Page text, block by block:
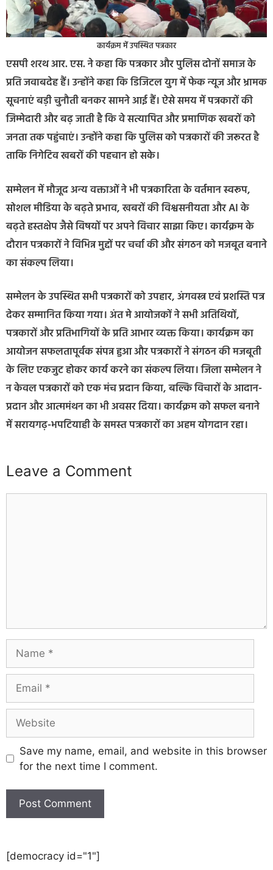
कार्यक्रम में उपस्थित पत्रकार
एसपी शरथ आर. एस. ने कहा कि पत्रकार और पुलिस दोनों समाज के
प्रति जवाबदेह हैं। उन्होंने कहा कि डिजिटल युग में फेक न्यूज और भ्रामक
सूचनाएं बड़ी चुनौती बनकर सामने आई हैं। ऐसे समय में पत्रकारों की
जिम्मेदारी और बढ़ जाती है कि वे सत्यापित और प्रमाणिक खबरों को
जनता तक पहुंचाएं। उन्होंने कहा कि पुलिस को पत्रकारों की जरूरत है
ताकि निगेटिव खबरों की पहचान हो सके।
सम्मेलन में मौजूद अन्य वक्ताओं ने भी पत्रकारिता के वर्तमान स्वरूप,
सोशल मीडिया के बढ़ते प्रभाव, खबरों की विश्वसनीयता और AI के
बढ़ते हस्तक्षेप जैसे विषयों पर अपने विचार साझा किए। कार्यक्रम के
दौरान पत्रकारों ने विभिन्न मुद्दों पर चर्चा की और संगठन को मजबूत बनाने
का संकल्प लिया।
सम्मेलन के उपस्थित सभी पत्रकारों को उपहार, अंगवस्त्र एवं प्रशस्ति पत्र
देकर सम्मानित किया गया। अंत मे आयोजकों ने सभी अतिथियों,
पत्रकारों और प्रतिभागियों के प्रति आभार व्यक्त किया। कार्यक्रम का
आयोजन सफलतापूर्वक संपन्न हुआ और पत्रकारों ने संगठन की मजबूती
के लिए एकजुट होकर कार्य करने का संकल्प लिया। जिला सम्मेलन ने
न केवल पत्रकारों को एक मंच प्रदान किया, बल्कि विचारों के आदान-
प्रदान और आत्ममंथन का भी अवसर दिया। कार्यक्रम को सफल बनाने
में सरायगढ़-भपटियाही के समस्त पत्रकारों का अहम योगदान रहा।
Leave a Comment
Save my name, email, and website in this browser
for the next time I comment.
[democracy id="1"]